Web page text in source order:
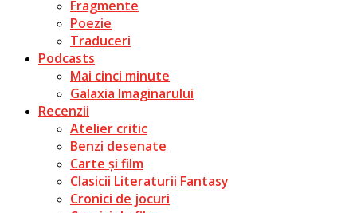
Fragmente
Poezie
Traduceri
Podcasts
Mai cinci minute
Galaxia Imaginarului
Recenzii
Atelier critic
Benzi desenate
Carte și film
Clasicii Literaturii Fantasy
Cronici de jocuri